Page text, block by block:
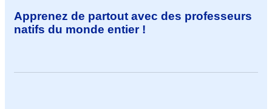
Apprenez de partout avec des professeurs
natifs du monde entier !